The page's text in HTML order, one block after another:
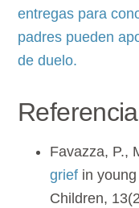
entregas para
padres pueden
de duelo.
Favazza, P.,
grief in
Children,